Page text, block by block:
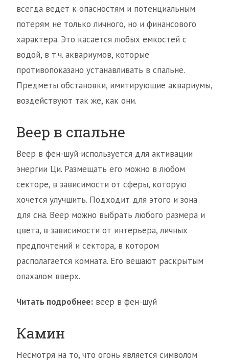
всегда ведет к опасностям и потенциальным
потерям не только личного, но и финансового
характера. Это касается любых емкостей с
водой, в т.ч. аквариумов, которые
противопоказано устанавливать в спальне.
Предметы обстановки, имитирующие аквариумы,
воздействуют так же, как они.
Веер в спальне
Веер в фен-шуй используется для активации
энергии Ци. Размещать его можно в любом
секторе, в зависимости от сферы, которую
хочется улучшить. Подходит для этого и зона
для сна. Веер можно выбрать любого размера и
цвета, в зависимости от интерьера, личных
предпочтений и сектора, в котором
располагается комната. Его вешают раскрытым
опахалом вверх.
Читать подробнее: веер в фен-шуй
Камин
Несмотря на то, что огонь является символом